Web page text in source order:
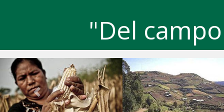
"Del
Previous